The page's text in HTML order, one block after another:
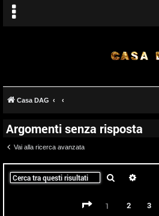
Casa DAG
Argomenti senza risposta
Vai alla ricerca avanzata
Cerca
Pagina di
1 2 3